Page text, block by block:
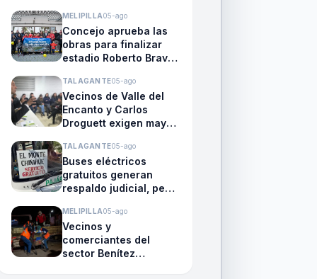
MELIPILLA05-ago
Concejo aprueba las
obras para finalizar
estadio Roberto Bravo
TALAGANTE05-ago
Vecinos de Valle del
Encanto y Carlos
Droguett exigen mayor
con autoridades y
policías
TALAGANTE05-ago
Buses eléctricos
gratuitos generan
respaldo judicial, pero
preocupación del
transporte público en
El Monte
MELIPILLA05-ago
Vecinos y
comerciantes del
sector Benítez